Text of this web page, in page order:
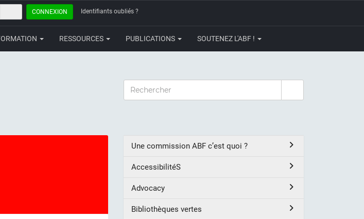
CONNEXION Identifiants oubliés ?
RESSOURCES PUBLICATIONS SOUTENEZ L'ABF !
RECHERCHER
Une commission ABF c’est quoi ?
AccessibilitéS
Advocacy
Bibliothèques vertes